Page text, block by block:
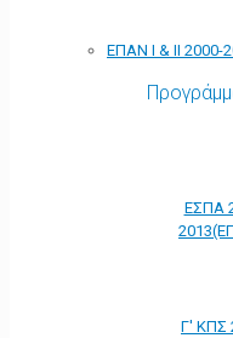
ΕΠΑΝ Ι & ΙΙ 2000-
ΕΣΠΑ
Γ' ΚΠΣ